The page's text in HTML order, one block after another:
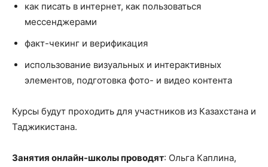
как писать в интернет, как пользоваться
мессенджерами
факт-чекинг и верификация
использование визуальных и интерактивных
элементов, подготовка фото- и видео контента
Курсы будут проходить для участников из Казахстана и
Таджикистана.
Занятия онлайн-школы проводят: Ольга Каплина,